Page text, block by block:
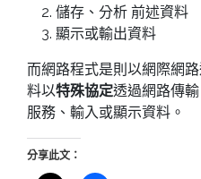
儲存、分析 前述資料
顯示或輸出資料
而網路程式是則以網際網
料以特殊協定透過網路傳
服務、輸入或顯示資料。
分享此文：